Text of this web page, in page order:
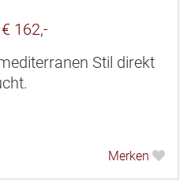
162,-
Stil direkt
Merken